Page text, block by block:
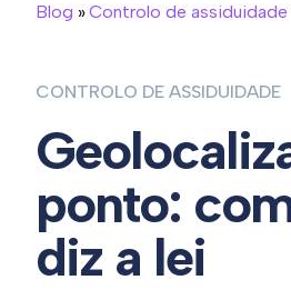
Blog »Controlo de assiduidade
CONTROLO DE ASSIDUIDADE
ponto:
diz a lei